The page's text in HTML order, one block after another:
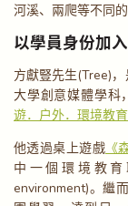
河溪、兩爬等不同的
以學員身份加
方獻豎先生(Tree)
大學創意媒體學科
遊．戶外．環境教育
他透過桌上遊戲 《
中一個環境教育
environment)。繼